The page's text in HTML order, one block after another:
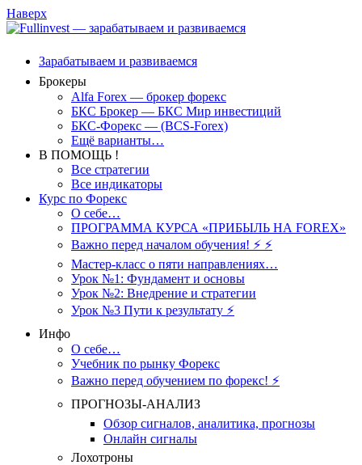
Наверх
Зарабатываем и развиваемся
Брокеры
Alfa Forex — брокер форекс
БКС Брокер — БКС Мир инвестиций
БКС-Форекс — (BCS-Forex)
Ещё варианты…
В ПОМОЩЬ !
Все стратегии
Все индикаторы
Курс по Форекс
О себе…
ПРОГРАММА КУРСА «ПРИБЫЛЬ НА FOREX»
Важно перед началом обучения! ⚡ ⚡
Мастер-класс о пяти направлениях…
Урок №1: Фундамент и основы
Урок №2: Внедрение и стратегии
Урок №3 Пути к результату ⚡️
Инфо
О себе…
Учебник по рынку Форекс
Важно перед обучением по форекс! ⚡
ПРОГНОЗЫ-АНАЛИЗ
Обзор сигналов, аналитика, прогнозы
Онлайн сигналы
Лохотроны